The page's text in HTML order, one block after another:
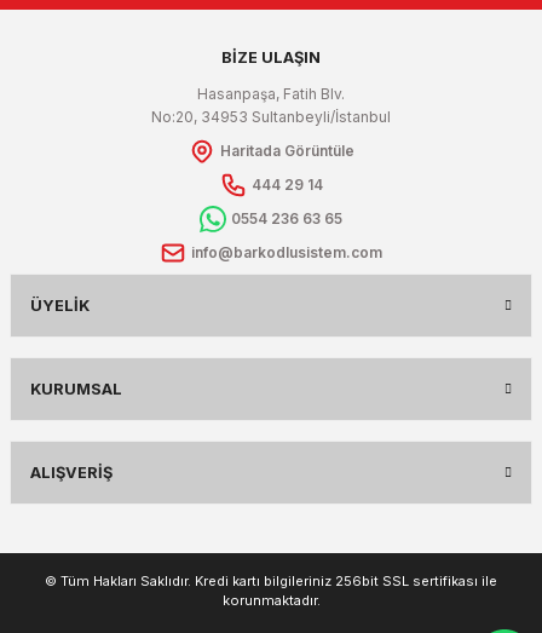
BİZE ULAŞIN
Hasanpaşa, Fatih Blv.
No:20, 34953 Sultanbeyli/İstanbul
Haritada Görüntüle
444 29 14
0554 236 63 65
info@barkodlusistem.com
ÜYELIK
KURUMSAL
ALIŞVERIŞ
© Tüm Hakları Saklıdır. Kredi kartı bilgileriniz 256bit SSL sertifikası ile
korunmaktadır.